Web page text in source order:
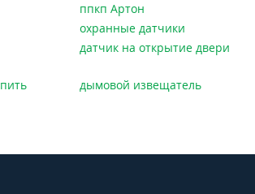
ппкп Артон
охранные датчики
датчик на открытие двери
дымовой извещатель